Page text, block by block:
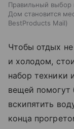
Правильный
Дом становится
BestProducts Mail
Чтобы отдых
и холодом,
набор техники
вещей помогут
вскипятить
конца